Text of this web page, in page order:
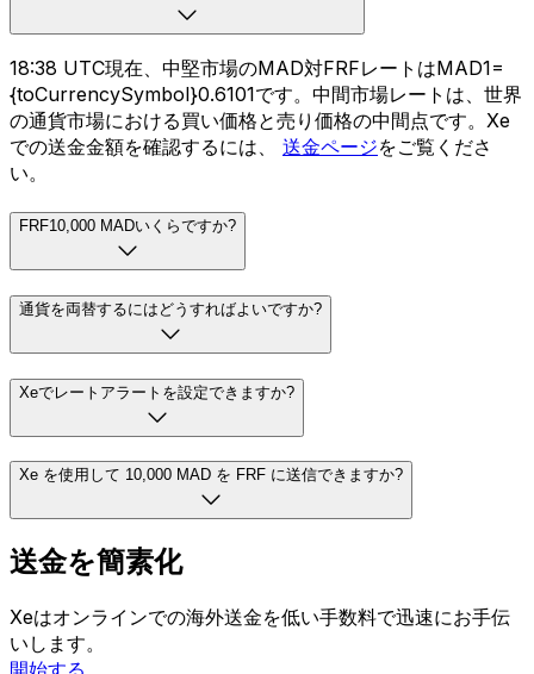
18:38 UTC現在、中堅市場のMAD対FRFレートはMAD1=
{toCurrencySymbol}0.6101です。中間市場レートは、世界
の通貨市場における買い価格と売り価格の中間点です。Xe
での送金金額を確認するには、 送金ページをご覧くださ
い。
FRF10,000 MADいくらですか?
通貨を両替するにはどうすればよいですか?
Xeでレートアラートを設定できますか?
Xe を使用して 10,000 MAD を FRF に送信できますか?
送金を簡素化
Xeはオンラインでの海外送金を低い手数料で迅速にお手伝
いします。